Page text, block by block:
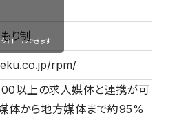
り制
rpm/
ロールできます
以上の求人媒体と連携が可
体から地方媒体まで約95%